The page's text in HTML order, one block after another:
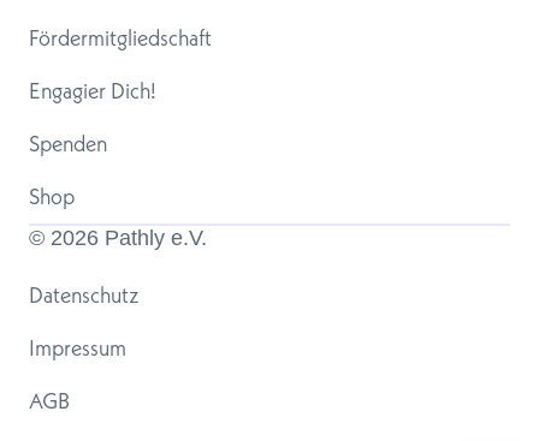
Fördermitgliedschaft
Engagier Dich!
Spenden
Shop
© 2026 Pathly e.V.
Datenschutz
Impressum
AGB